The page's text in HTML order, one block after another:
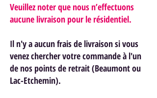
Veuillez noter que nous n’effectuons
aucune livraison pour le résidentiel.
Il n'y a aucun frais de livraison si vous
venez chercher votre commande à l'un
de nos points de retrait (Beaumont ou
Lac-Etchemin).